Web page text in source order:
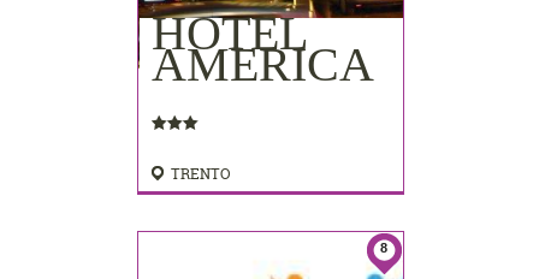
HOTEL
AMERICA
TRENTO
8